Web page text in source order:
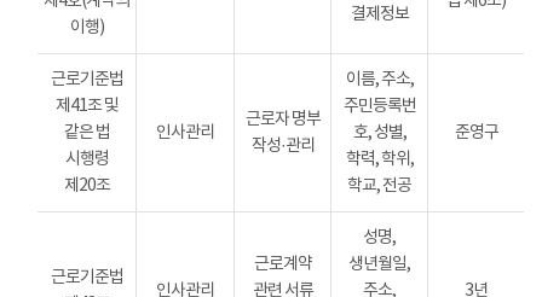
이행)
결제정보
근로기준법
제41조 및
같은 법
시행령
제20조
인사관리
근로자 명부
작성·관리
이름, 주소,
주민등록번
호, 성별,
학력, 학위,
학교, 전공
준영구
근로기준법
인사관리
근로계약
관련 서류
성명,
생년월일,
주소,
3년